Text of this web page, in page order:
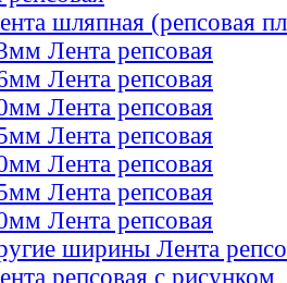
шляпная (репсовая
Лента репсовая
Лента репсовая
Лента репсовая
Лента репсовая
Лента репсовая
Лента репсовая
Лента репсовая
ширины Лента
репсовая с рисунком